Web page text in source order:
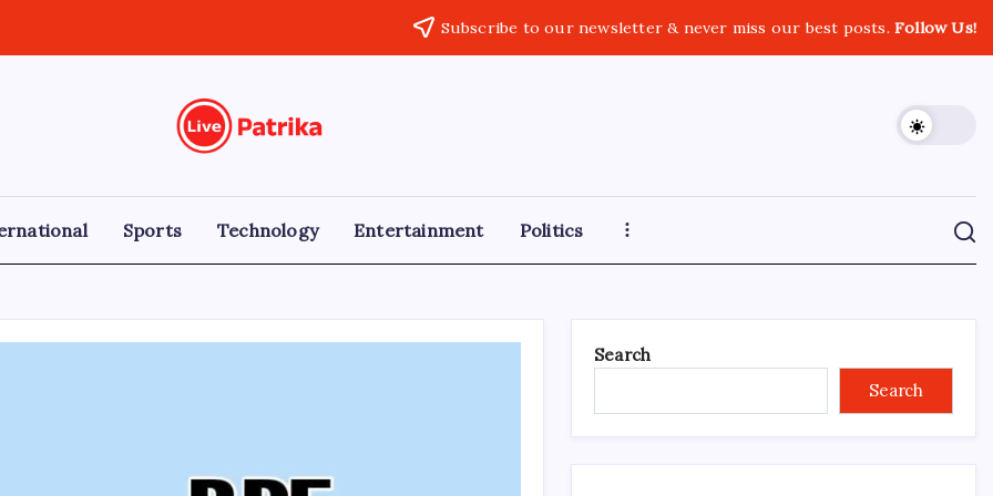
Subscribe to our newsletter & never miss our best posts. Follow Us!
Live
Breaking
News,
Updates
Sports Technology Entertainment Politics
Search
Search